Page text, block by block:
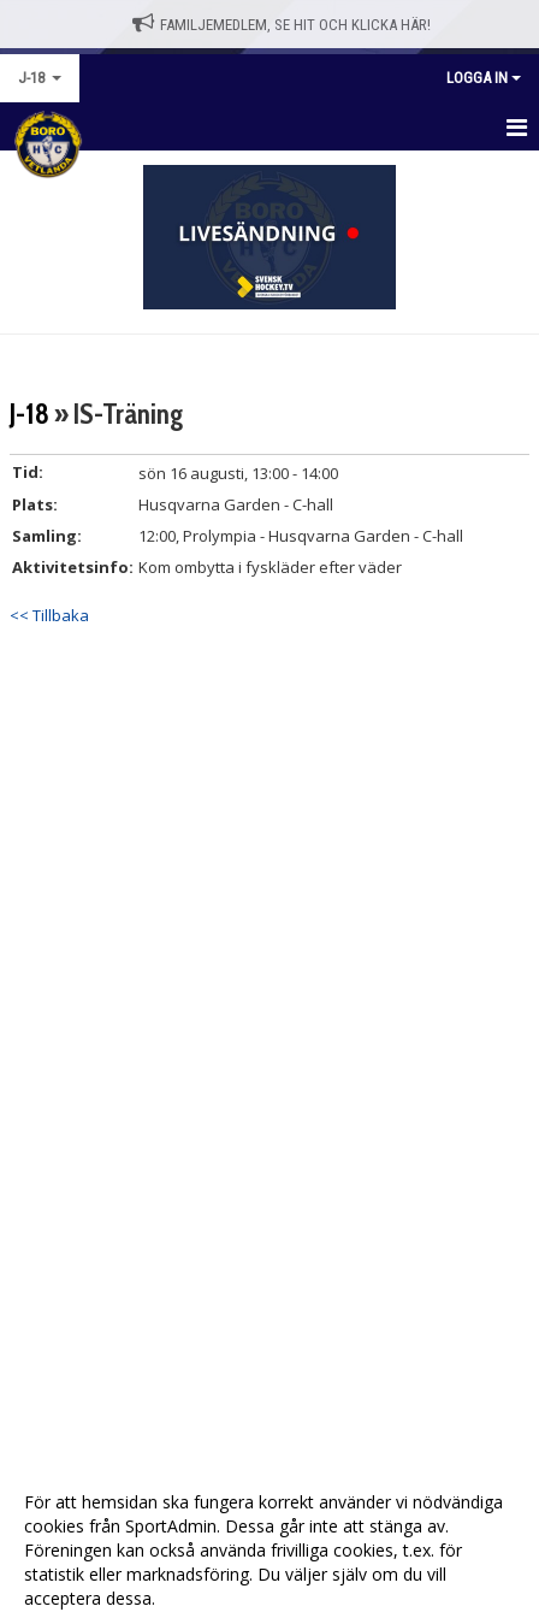
FAMILJEMEDLEM, SE HIT OCH KLICKA HÄR!
J-18 LOGGA IN
HEM
KONTAKT
J-18» IS-Träning
Tid:
sön 16 augusti, 13:00 - 14:00
Plats:
Husqvarna Garden - C-hall
Samling:
12:00, Prolympia - Husqvarna Garden - C-hall
Aktivitetsinfo: Kom ombytta i fyskläder efter väder
<< Tillbaka
För att hemsidan ska fungera korrekt använder vi nödvändiga
cookies från SportAdmin. Dessa går inte att stänga av.
Föreningen kan också använda frivilliga cookies, t.ex. för
statistik eller marknadsföring. Du väljer själv om du vill
acceptera dessa.